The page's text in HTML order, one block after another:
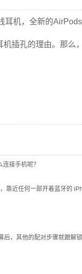
耳机，全新的
插孔的理由。那么
接手机呢？
靠近任何一部开着蓝牙的
，其他的配对步骤就跟解